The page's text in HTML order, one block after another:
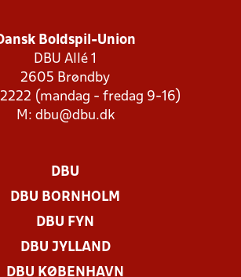
Boldspil-Union
DBU Allé 1
2605 Brøndby
2222 (mandag - fredag 9-16)
M: dbu@dbu.dk
DBU
DBU BORNHOLM
DBU FYN
DBU JYLLAND
DBU KØBENHAVN